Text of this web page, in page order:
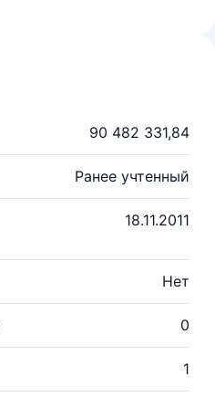
90 482 331,84
Ранее учтенный
18.11.2011
Нет
0
1